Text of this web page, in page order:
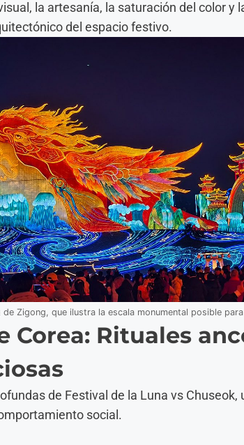
la artesanía, la saturación del color y
del espacio festivo.
de Zigong, que ilustra la escala monumental posible
Corea: Rituales
de Festival de la Luna vs
social.